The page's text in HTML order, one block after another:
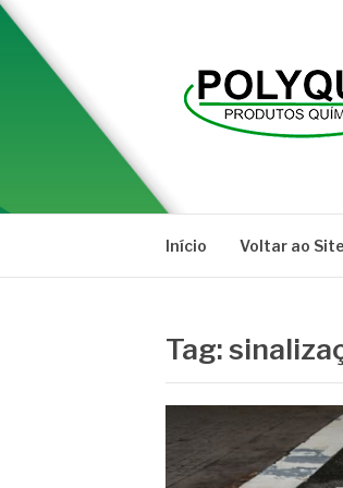
Pular
para
conteúdo
Início Voltar ao Site
Tag: